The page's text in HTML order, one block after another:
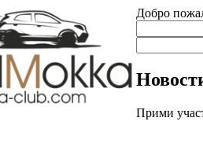
Добро
Прими